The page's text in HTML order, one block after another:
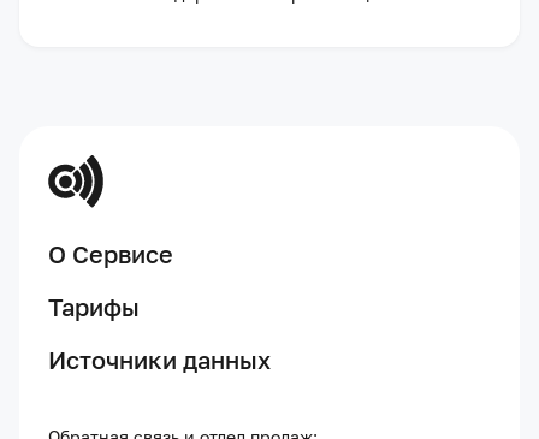
О Сервисе
Тарифы
Источники данных